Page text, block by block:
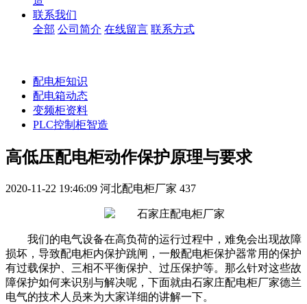
联系我们
全部 公司简介 在线留言 联系方式
配电柜知识
配电箱动态
变频柜资料
PLC控制柜智造
高低压配电柜动作保护原理与要求
2020-11-22 19:46:09 河北配电柜厂家 437
我们的电气设备在高负荷的运行过程中，难免会出现故障
损坏，导致配电柜内保护跳闸，一般配电柜保护器常用的保护
有过载保护、三相不平衡保护、过压保护等。那么针对这些故
障保护如何来识别与解决呢，下面就由石家庄配电柜厂家德兰
电气的技术人员来为大家详细的讲解一下。